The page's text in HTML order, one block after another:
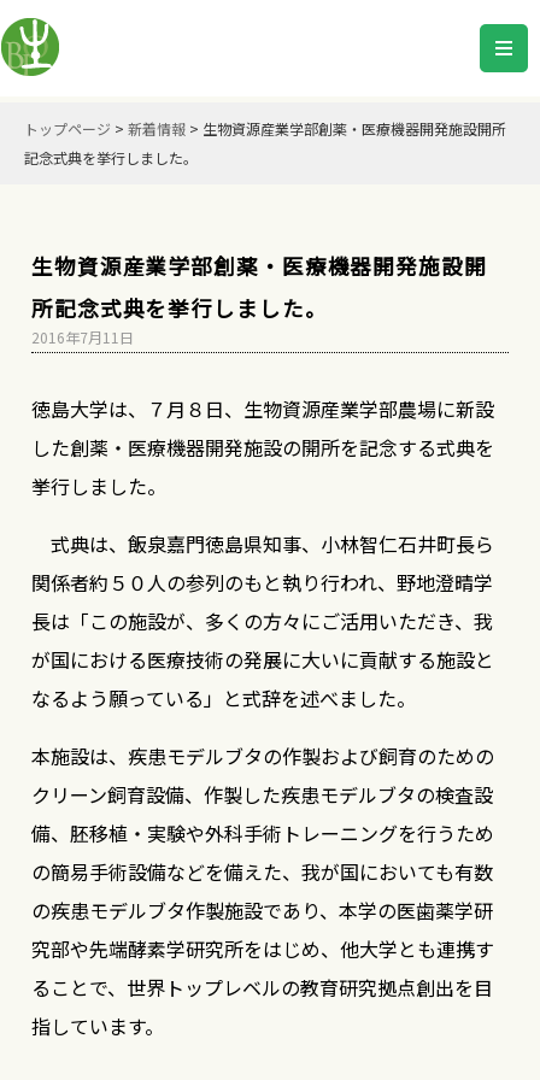
トップページ > 新着情報 > 生物資源産業学部創薬・医療機器開発施設開所
記念式典を挙行しました。
生物資源産業学部創薬・医療機器開発施設開
所記念式典を挙行しました。
2016年7月11日
徳島大学は、７月８日、生物資源産業学部農場に新設
した創薬・医療機器開発施設の開所を記念する式典を
挙行しました。
式典は、飯泉嘉門徳島県知事、小林智仁石井町長ら
関係者約５０人の参列のもと執り行われ、野地澄晴学
長は「この施設が、多くの方々にご活用いただき、我
が国における医療技術の発展に大いに貢献する施設と
なるよう願っている」と式辞を述べました。
本施設は、疾患モデルブタの作製および飼育のための
クリーン飼育設備、作製した疾患モデルブタの検査設
備、胚移植・実験や外科手術トレーニングを行うため
の簡易手術設備などを備えた、我が国においても有数
の疾患モデルブタ作製施設であり、本学の医歯薬学研
究部や先端酵素学研究所をはじめ、他大学とも連携す
ることで、世界トップレベルの教育研究拠点創出を目
指しています。